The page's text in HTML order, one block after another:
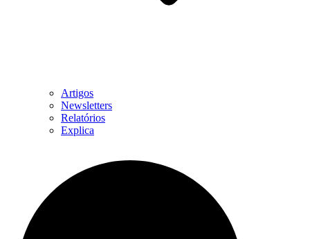
Artigos
Newsletters
Relatórios
Explica